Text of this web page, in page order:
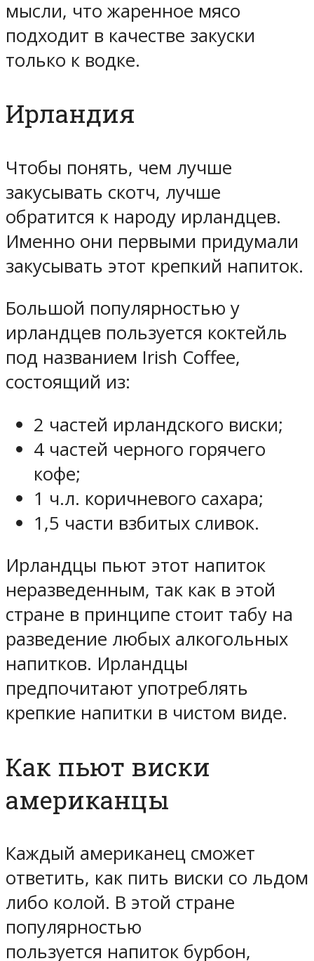
мысли, что жаренное мясо
подходит в качестве закуски
только к водке.
Ирландия
Чтобы понять, чем лучше
закусывать скотч, лучше
обратится к народу ирландцев.
Именно они первыми придумали
закусывать этот крепкий напиток.
Большой популярностью у
ирландцев пользуется коктейль
под названием Irish Coffee,
состоящий из:
2 частей ирландского виски;
4 частей черного горячего
кофе;
1 ч.л. коричневого сахара;
1,5 части взбитых сливок.
Ирландцы пьют этот напиток
неразведенным, так как в этой
стране в принципе стоит табу на
разведение любых алкогольных
напитков. Ирландцы
предпочитают употреблять
крепкие напитки в чистом виде.
Как пьют виски
американцы
Каждый американец сможет
ответить, как пить виски со льдом
либо колой. В этой стране
популярностью
пользуется напиток бурбон,